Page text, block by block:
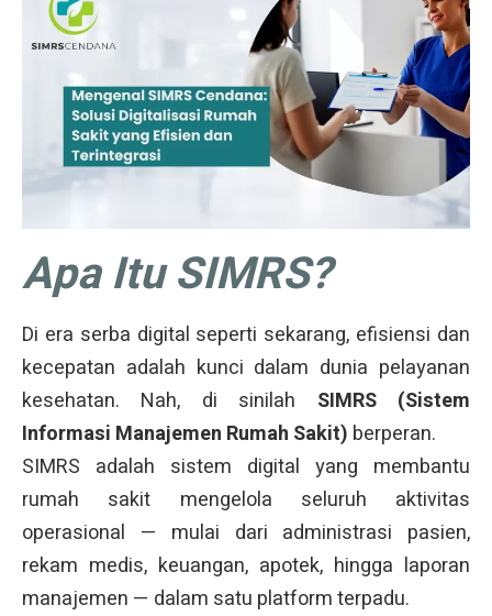
Apa Itu SIMRS?
Di era serba digital seperti sekarang, efisiensi dan
kecepatan adalah kunci dalam dunia pelayanan
kesehatan. Nah, di sinilah SIMRS (Sistem
Informasi Manajemen Rumah Sakit) berperan.
SIMRS adalah sistem digital yang membantu
rumah sakit mengelola seluruh aktivitas
operasional — mulai dari administrasi pasien,
rekam medis, keuangan, apotek, hingga laporan
manajemen — dalam satu platform terpadu.